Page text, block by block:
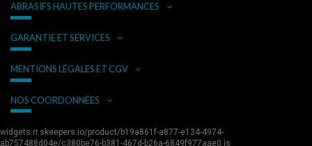
ABRASIFS HAUTES PERFORMANCES
GARANTIE ET SERVICES
MENTIONS LÉGALES ET CGV
NOS COORDONNÉES
widgets.rr.skeepers.io/product/b19a861f-a877-e134-4974-
ab757488d04e/c380be76-b381-467d-b26a-6849f977aae0.js